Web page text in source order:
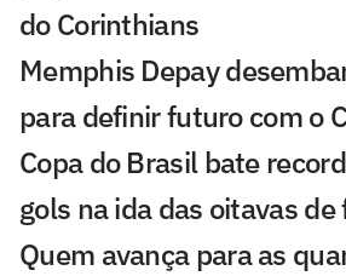
do Corinthians
Memphis Depay
para definir futuro com o
Copa do Brasil bate
gols na ida das oitavas de
Quem avança para as